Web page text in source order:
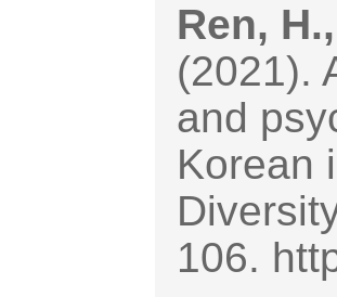
Ren, H.,
(2021).
and
Korean
106.